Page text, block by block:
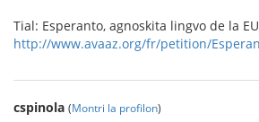
Tial: Esperanto, agnoskita lingvo de la
http://www.avaaz.org/fr/petition/
cspinola (Montri la profilon)